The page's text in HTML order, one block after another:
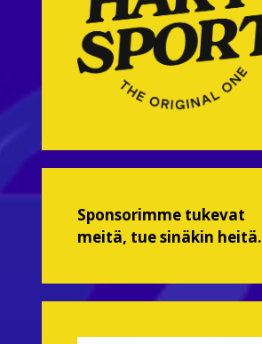
Sponsorimme tukevat
meitä, tue sinäkin heitä.